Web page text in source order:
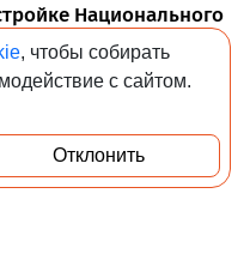
Национального
близости с
федерального
стал официальный
центра «Россия»
, чтобы собирать
с сайтом.
Отклонить